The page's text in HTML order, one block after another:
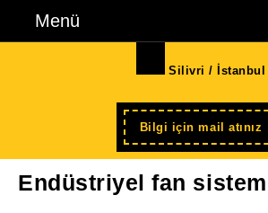
Menü
Silivri / İstanbul
Bilgi için mail atınız
Endüstriyel fan